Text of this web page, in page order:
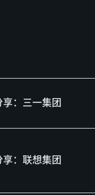
：三一集团
：联想集团